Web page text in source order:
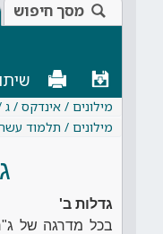
מסך חיפוש
מילונים / אינדקס /
מילונים / תלמוד
גדלות ב'
בכל מדרגה של